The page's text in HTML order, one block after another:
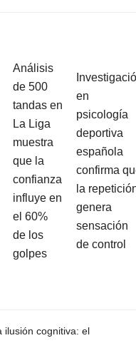
Análisis
de 500
tandas en
La Liga
muestra
que la
confianza
influye en
el 60%
de los
golpes
en
psicología
deportiva
española
confirma
la
genera
sensación
de control
ilusión cognitiva: el